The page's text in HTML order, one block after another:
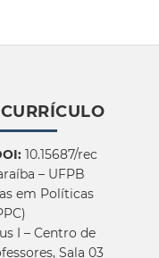
10.15687/rec
– UFPB
em Políticas
I – Centro de
Sala 03